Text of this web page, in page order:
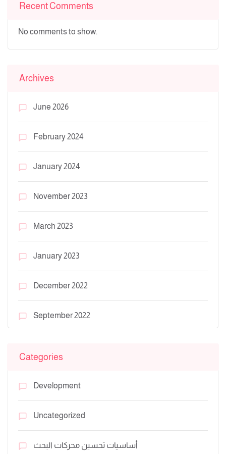
Recent Comments
No comments to show.
Archives
June 2026
February 2024
January 2024
November 2023
March 2023
January 2023
December 2022
September 2022
Categories
Development
Uncategorized
أساسيات تحسين محركات البحث